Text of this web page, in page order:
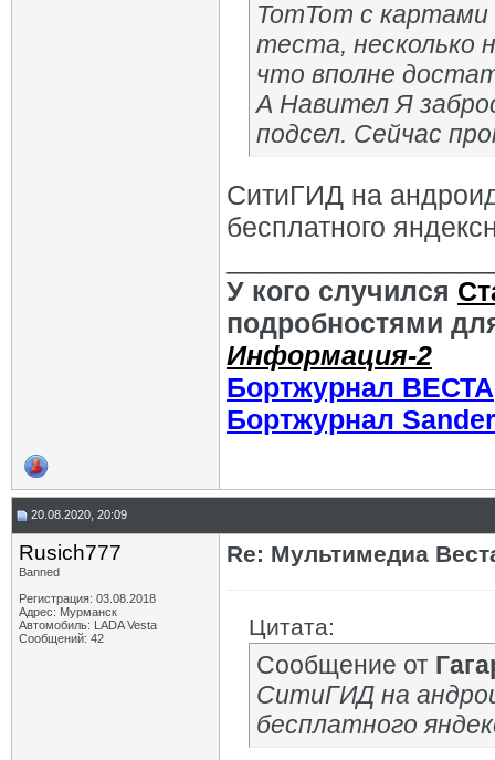
TomTom с
теста, несколько
что вполне
А Навител Я
подсел. Сейчас
СитиГИД на
бесплатного
У кого случился
подробностями
Информация-2
Бортжурнал ВЕСТА
Бортжурнал
20.08.2020, 20:09
Rusich777
Banned
Регистрация: 03.08.2018
Адрес: Мурманск
Автомобиль: LADA Vesta
Сообщений: 42
Re: Мультимедиа
Цитата:
Сообщение от
СитиГИД на
бесплатного